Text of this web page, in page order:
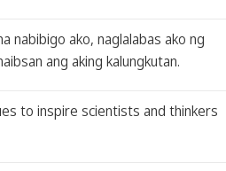
nabibigo ako, naglalabas ako ng
ang aking kalungkutan.
to inspire scientists and thinkers